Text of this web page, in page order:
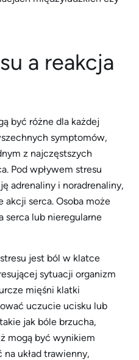
a reakcja
być różne dla każdej
symptomów,
z najczęstszych
Pod wpływem stresu
adrenaliny i noradrenaliny,
serca. Osoba może
serca lub nieregularne
jest ból w klatce
sytuacji organizm
mięśni klatki
uczucie ucisku lub
jak bóle brzucha,
mogą być wynikiem
na układ trawienny,